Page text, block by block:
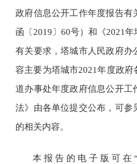
政府信息公开工作年度报告
函〔2019〕60号）和《2021年
有关要求，塔城市人民政府办
容主要为塔城市2021年度政府
道办事处年度政府信息公开工
法》由各单位提交公布，可
的相关内容。
本报告的电子版可在